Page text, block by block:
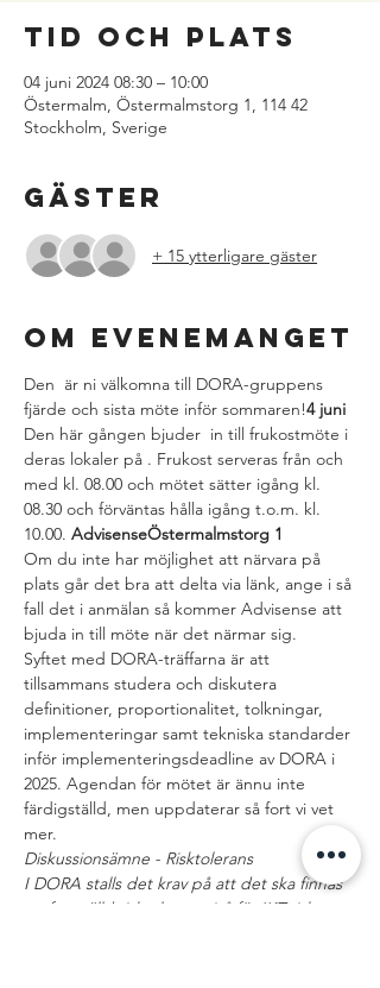
Tid och plats
04 juni 2024 08:30 – 10:00
Östermalm, Östermalmstorg 1, 114 42
Stockholm, Sverige
Gäster
+ 15 ytterligare gäster
Om evenemanget
Den är ni välkomna till DORA-gruppens
fjärde och sista möte inför sommaren!4 juni
Den här gången bjuder in till frukostmöte i
deras lokaler på . Frukost serveras från och
med kl. 08.00 och mötet sätter igång kl.
08.30 och förväntas hålla igång t.o.m. kl.
10.00. AdvisenseÖstermalmstorg 1
Om du inte har möjlighet att närvara på
plats går det bra att delta via länk, ange i så
fall det i anmälan så kommer Advisense att
bjuda in till möte när det närmar sig.
Syftet med DORA-träffarna är att
tillsammans studera och diskutera
definitioner, proportionalitet, tolkningar,
implementeringar samt tekniska standarder
inför implementeringsdeadline av DORA i
2025. Agendan för mötet är ännu inte
färdigställd, men uppdaterar så fort vi vet
mer.
Diskussionsämne - Risktolerans
I DORA stalls det krav på att det ska finnas
en fastställd risktoleransnivå för IKT-risk,